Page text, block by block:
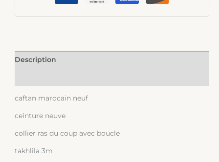
Description
caftan marocain neuf
ceinture neuve
collier ras du coup avec boucle
takhlila 3m